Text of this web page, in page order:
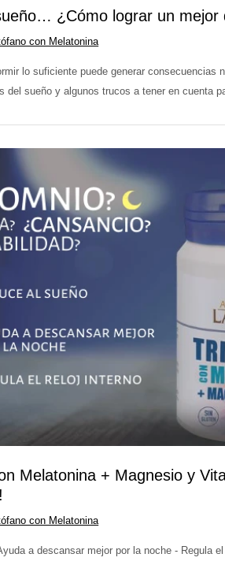
¿Cómo lograr un mejor
con Melatonina
lo suficiente puede generar
del sueño y algunos trucos a tener en cuenta
Melatonina + Magnesio y
con Melatonina
a descansar mejor por la noche - Regula